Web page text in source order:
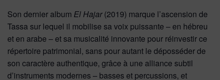
Son dernier album El Hajar(2019) marque l’ascension de
Tassa sur lequel il mobilise sa voix puissante – en hébreu
et en arabe – et sa musicalité innovante pour réinvestir ce
répertoire patrimonial, sans pour autant le déposséder de
son caractère authentique, grâce à une alliance subtil
d’instruments modernes – basses et percussions, et